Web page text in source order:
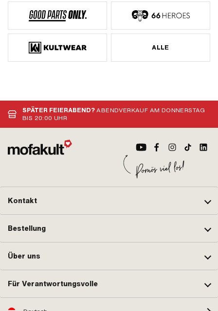
ALLE
SPÄTER FEIERABEND?ABENDVERKAUF AM DONNERSTAG
BIS 20:00 UHR
Kontakt
Bestellung
Über uns
Für Verantwortungsvolle